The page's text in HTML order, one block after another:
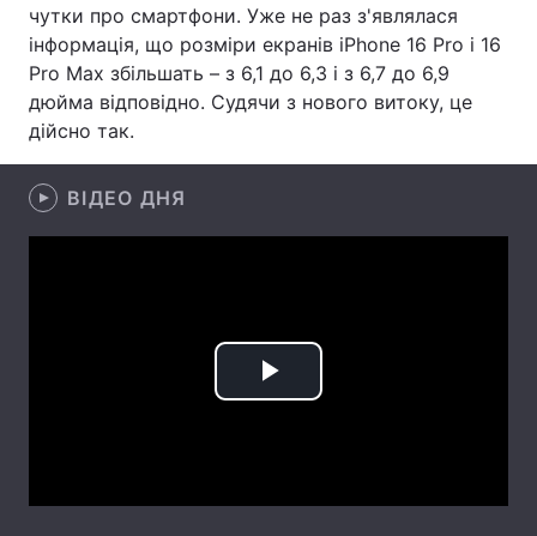
Здоров'я Туризм
Цікавинки Погода
Екологія
Лонгріди
чутки про смартфони. Уже не раз з'являлася
інформація, що розміри екранів iPhone 16 Pro і 16
Pro Max збільшать – з 6,1 до 6,3 і з 6,7 до 6,9
дюйма відповідно. Судячи з нового витоку, це
дійсно так.
ВІДЕО ДНЯ
Play